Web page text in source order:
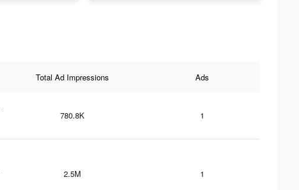
Total Ad Impressions Ads
780.8K 1
2.5M 1